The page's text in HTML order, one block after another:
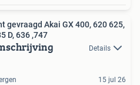
gevraagd Akai GX 400, 620 625,
D, 636 ,747
Details
15 jul 26